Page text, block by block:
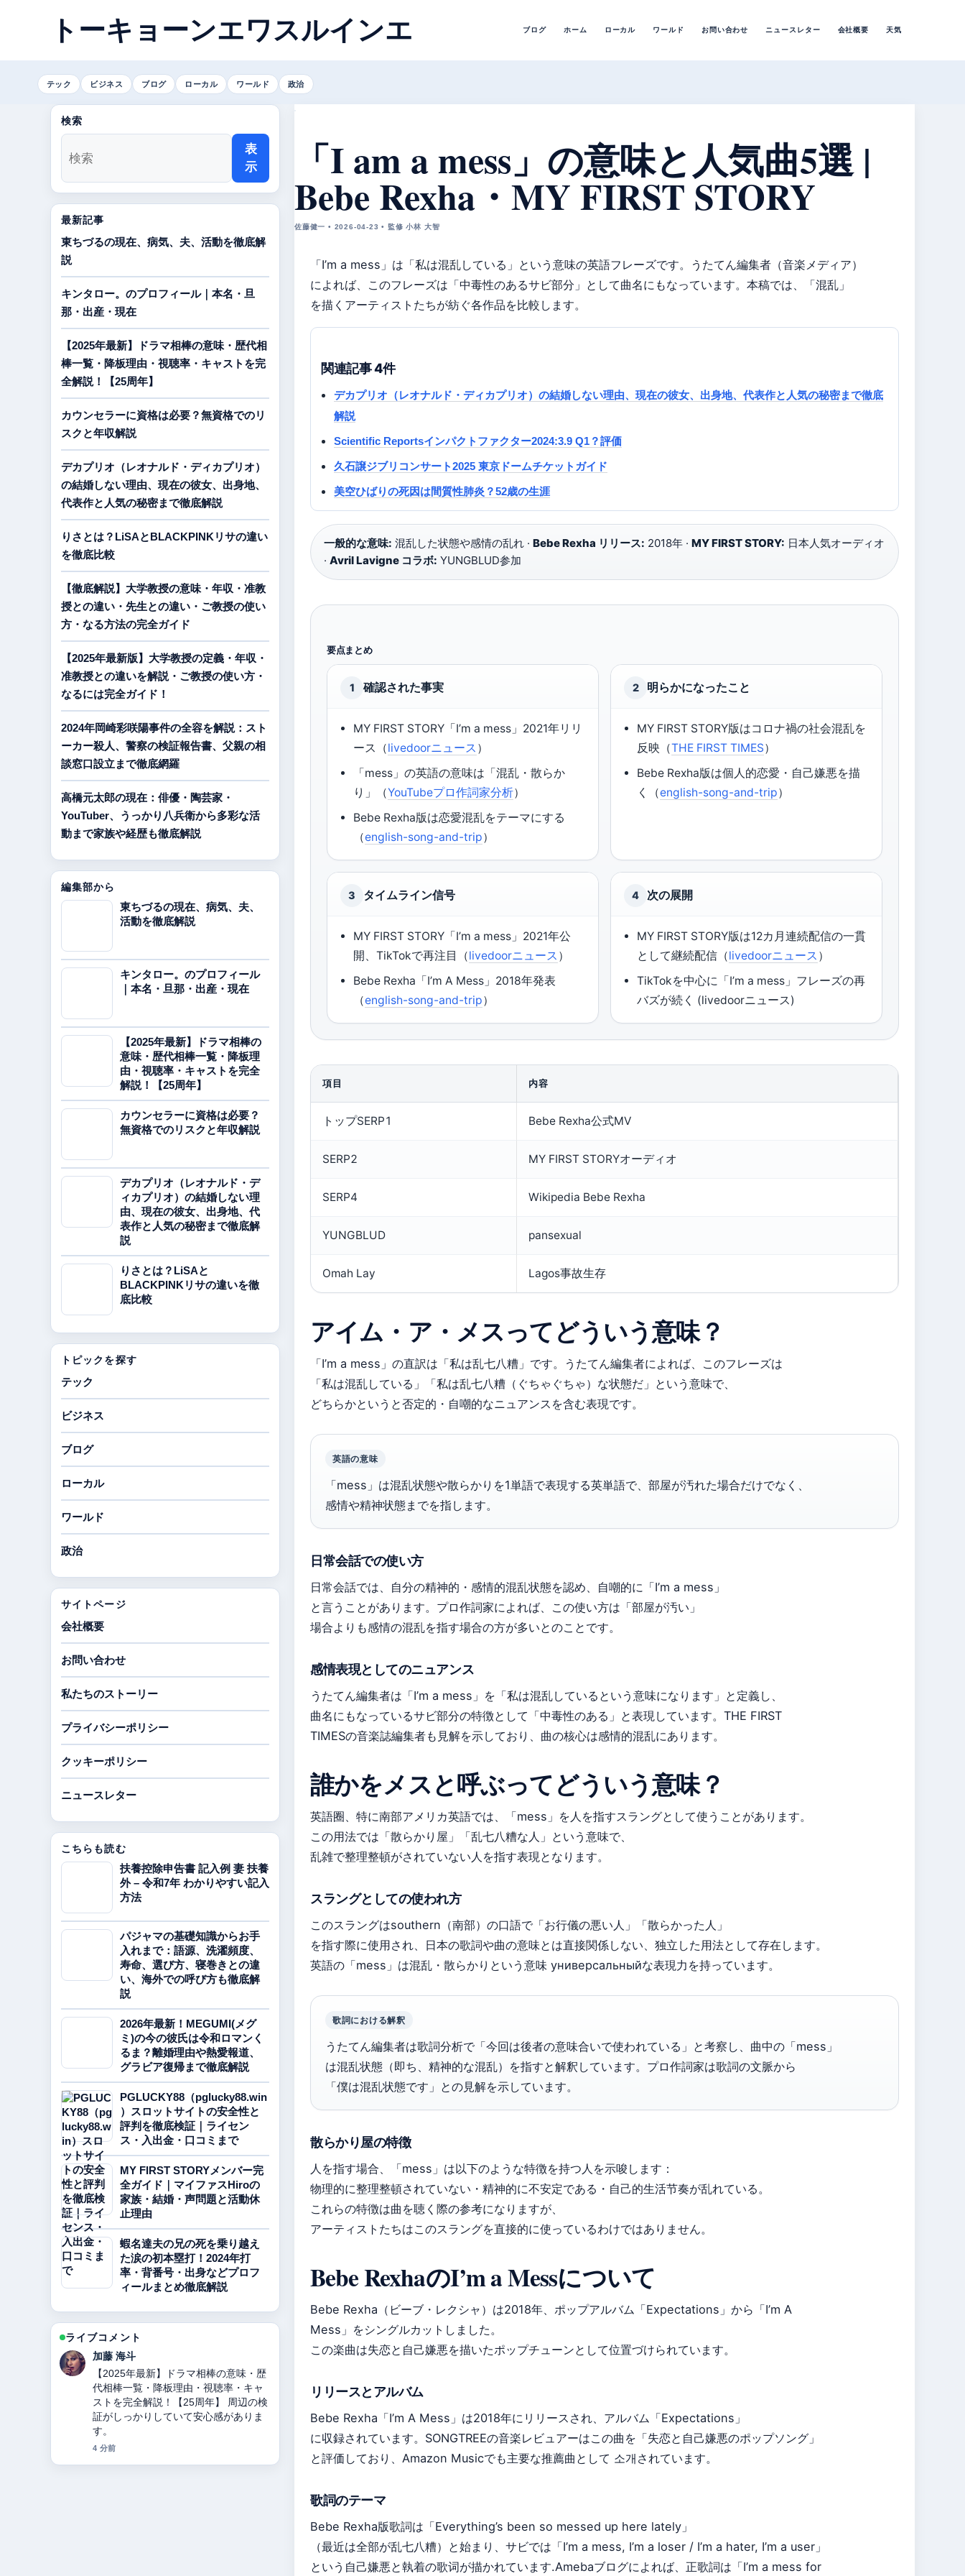
トーキョーンエワスルインエ ブログ ホーム ローカル ワールド お問い合わせ ニュースレター 会社概要 天気
テック ビジネス ブログ ローカル ワールド 政治
「I am a mess」の意味と人気曲5選 |
Bebe Rexha・MY FIRST STORY
佐藤健一 • 2026-04-23 • 監修 小林 大智
「I’m a mess」は「私は混乱している」という意味の英語フレーズです。うたてん編集者（音楽メディア）
によれば、このフレーズは「中毒性のあるサビ部分」として曲名にもなっています。本稿では、「混乱」
を描くアーティストたちが紡ぐ各作品を比較します。
関連記事 4件
デカプリオ（レオナルド・ディカプリオ）の結婚しない理由、現在の彼女、出身地、代表作と人気の秘密まで徹底
解説
Scientific Reportsインパクトファクター2024:3.9 Q1？評価
久石譲ジブリコンサート2025 東京ドームチケットガイド
美空ひばりの死因は間質性肺炎？52歳の生涯
一般的な意味: 混乱した状態や感情の乱れ · Bebe Rexha リリース: 2018年 · MY FIRST STORY: 日本人気オーディオ
· Avril Lavigne コラボ: YUNGBLUD参加
要点まとめ
1 確認された事実
MY FIRST STORY「I’m a mess」2021年リリ
ース（livedoorニュース ）
「mess」の英語の意味は「混乱・散らか
り」（YouTubeプロ作詞家分析）
Bebe Rexha版は恋愛混乱をテーマにする
（english-song-and-trip）
2 明らかになったこと
MY FIRST STORY版はコロナ禍の社会混乱を
反映（THE FIRST TIMES）
Bebe Rexha版は個人的恋愛・自己嫌悪を描
く（english-song-and-trip）
3 タイムライン信号
MY FIRST STORY「I’m a mess」2021年公
開、TikTokで再注目（livedoorニュース ）
Bebe Rexha「I’m A Mess」2018年発表
（english-song-and-trip）
4 次の展開
MY FIRST STORY版は12カ月連続配信の一貫
として継続配信（livedoorニュース ）
TikTokを中心に「I’m a mess」フレーズの再
バズが続く (livedoorニュース)
項目 内容
トップSERP1 Bebe Rexha公式MV
SERP2 MY FIRST STORYオーディオ
SERP4 Wikipedia Bebe Rexha
YUNGBLUD pansexual
Omah Lay Lagos事故生存
アイム・ア・メスってどういう意味？
「I’m a mess」の直訳は「私は乱七八糟」です。うたてん編集者によれば、このフレーズは
「私は混乱している」「私は乱七八糟（ぐちゃぐちゃ）な状態だ」という意味で、
どちらかというと否定的・自嘲的なニュアンスを含む表現です。
英語の意味
「mess」は混乱状態や散らかりを1単語で表現する英単語で、部屋が汚れた場合だけでなく、
感情や精神状態までを指します。
日常会話での使い方
日常会話では、自分の精神的・感情的混乱状態を認め、自嘲的に「I’m a mess」
と言うことがあります。プロ作詞家によれば、この使い方は「部屋が汚い」
場合よりも感情の混乱を指す場合の方が多いとのことです。
感情表現としてのニュアンス
うたてん編集者は「I’m a mess」を「私は混乱しているという意味になります」と定義し、
曲名にもなっているサビ部分の特徴として「中毒性のある」と表現しています。THE FIRST
TIMESの音楽誌編集者も見解を示しており、曲の核心は感情的混乱にあります。
誰かをメスと呼ぶってどういう意味？
英語圈、特に南部アメリカ英語では、「mess」を人を指すスラングとして使うことがあります。
この用法では「散らかり屋」「乱七八糟な人」という意味で、
乱雑で整理整頓がされていない人を指す表現となります。
スラングとしての使われ方
このスラングはsouthern（南部）の口語で「お行儀の悪い人」「散らかった人」
を指す際に使用され、日本の歌詞や曲の意味とは直接関係しない、独立した用法として存在します。
英語の「mess」は混乱・散らかりという意味 универсальныйな表現力を持っています。
歌詞における解釈
うたてん編集者は歌詞分析で「今回は後者の意味合いで使われている」と考察し、曲中の「mess」
は混乱状態（即ち、精神的な混乱）を指すと解釈しています。プロ作詞家は歌詞の文脈から
「僕は混乱状態です」との見解を示しています。
散らかり屋の特徴
人を指す場合、「mess」は以下のような特徴を持つ人を示唆します：
物理的に整理整頓されていない・精神的に不安定である・自己的生活节奏が乱れている。
これらの特徴は曲を聴く際の参考になりますが、
アーティストたちはこのスラングを直接的に使っているわけではありません。
Bebe RexhaのI’m a Messについて
Bebe Rexha（ビーブ・レクシャ）は2018年、ポップアルバム「Expectations」から「I’m A
Mess」をシングルカットしました。
この楽曲は失恋と自己嫌悪を描いたポップチューンとして位置づけられています。
リリースとアルバム
Bebe Rexha「I’m A Mess」は2018年にリリースされ、アルバム「Expectations」
に収録されています。SONGTREEの音楽レビュアーはこの曲を「失恋と自己嫌悪のポップソング」
と評価しており、Amazon Musicでも主要な推薦曲として 소개されています。
歌詞のテーマ
Bebe Rexha版歌詞は「Everything’s been so messed up here lately」
（最近は全部が乱七八糟）と始まり、サビでは「I’m a mess, I’m a loser / I’m a hater, I’m a user」
という自己嫌悪と執着の歌词が描かれています.Amebaブログによれば、正歌詞は「I’m a mess for
検索
表
示
最新記事
東ちづるの現在、病気、夫、活動を徹底解
説
キンタロー。のプロフィール｜本名・旦
那・出産・現在
【2025年最新】ドラマ相棒の意味・歴代相
棒一覧・降板理由・視聴率・キャストを完
全解説！【25周年】
カウンセラーに資格は必要？無資格でのリ
スクと年収解説
デカプリオ（レオナルド・ディカプリオ）
の結婚しない理由、現在の彼女、出身地、
代表作と人気の秘密まで徹底解説
りさとは？LiSAとBLACKPINKリサの違い
を徹底比較
【徹底解説】大学教授の意味・年収・准教
授との違い・先生との違い・ご教授の使い
方・なる方法の完全ガイド
【2025年最新版】大学教授の定義・年収・
准教授との違いを解説・ご教授の使い方・
なるには完全ガイド！
2024年岡崎彩咲陽事件の全容を解説：スト
ーカー殺人、警察の検証報告書、父親の相
談窓口設立まで徹底網羅
高橋元太郎の現在：俳優・陶芸家・
YouTuber、うっかり八兵衛から多彩な活
動まで家族や経歴も徹底解説
編集部から
東ちづるの現在、病気、夫、
活動を徹底解説
キンタロー。のプロフィール
｜本名・旦那・出産・現在
【2025年最新】ドラマ相棒の
意味・歴代相棒一覧・降板理
由・視聴率・キャストを完全
解説！【25周年】
カウンセラーに資格は必要？
無資格でのリスクと年収解説
デカプリオ（レオナルド・デ
ィカプリオ）の結婚しない理
由、現在の彼女、出身地、代
表作と人気の秘密まで徹底解
説
りさとは？LiSAと
BLACKPINKリサの違いを徹
底比較
トピックを探す
テック
ビジネス
ブログ
ローカル
ワールド
政治
サイトページ
会社概要
お問い合わせ
私たちのストーリー
プライバシーポリシー
クッキーポリシー
ニュースレター
こちらも読む
扶養控除申告書 記入例 妻 扶養
外 – 令和7年 わかりやすい記入
方法
パジャマの基礎知識からお手
入れまで：語源、洗濯頻度、
寿命、選び方、寝巻きとの違
い、海外での呼び方も徹底解
説
2026年最新！MEGUMI(メグ
ミ)の今の彼氏は令和ロマンく
るま？離婚理由や熱愛報道、
グラビア復帰まで徹底解説
PGLUCKY88（pglucky88.win
）スロットサイトの安全性と
評判を徹底検証｜ライセン
ス・入出金・口コミまで
MY FIRST STORYメンバー完
全ガイド｜マイファスHiroの
家族・結婚・声問題と活動休
止理由
蝦名達夫の兄の死を乗り越え
た涙の初本塁打！2024年打
率・背番号・出身などプロフ
ィールまとめ徹底解説
ライブコメント
高橋 蓮
東ちづるの現在、病気、夫、活動を徹
底解説 の整理がとても分かりやすいで
す。今日の中でも特に読みやすいで
す。
6 分前